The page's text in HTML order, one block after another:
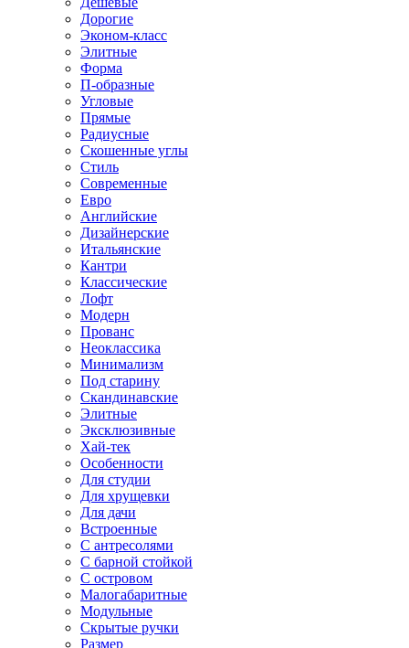
Дорогие
Эконом-класс
Элитные
Форма
П-образные
Угловые
Прямые
Радиусные
Скошенные углы
Стиль
Современные
Евро
Английские
Дизайнерские
Итальянские
Кантри
Классические
Лофт
Модерн
Прованс
Неоклассика
Минимализм
Под старину
Скандинавские
Элитные
Эксклюзивные
Хай-тек
Особенности
Для студии
Для хрущевки
Для дачи
Встроенные
С антресолями
С барной стойкой
С островом
Малогабаритные
Модульные
Скрытые ручки
Размер